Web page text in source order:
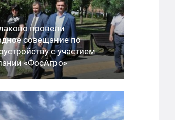
провели
совещание по
с участием
«ФосАгро»